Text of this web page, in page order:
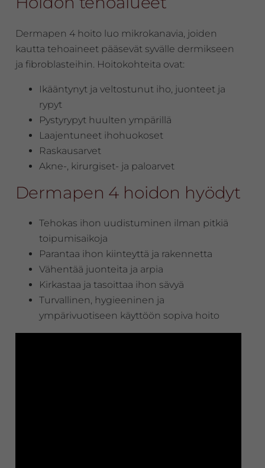
Dermapen 4 hoito luo mikrokanavia, joiden
kautta tehoaineet pääsevät syvälle dermikseen
ja fibroblasteihin. Hoitokohteita ovat:
Ikääntynyt ja veltostunut iho, juonteet ja
rypyt
Pystyrypyt huulten ympärillä
Laajentuneet ihohuokoset
Raskausarvet
Akne-, kirurgiset- ja paloarvet
Dermapen 4 hoidon hyödyt
Tehokas ihon uudistuminen ilman pitkiä
toipumisaikoja
Parantaa ihon kiinteyttä ja rakennetta
Vähentää juonteita ja arpia
Kirkastaa ja tasoittaa ihon sävyä
Turvallinen, hygieeninen ja
ympärivuotiseen käyttöön sopiva hoito